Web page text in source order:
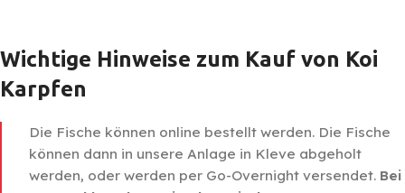
Wichtige Hinweise zum Kauf von Koi
Karpfen
Die Fische können online bestellt werden. Die Fische
können dann in unsere Anlage in Kleve abgeholt
werden, oder werden per Go-Overnight versendet. Bei